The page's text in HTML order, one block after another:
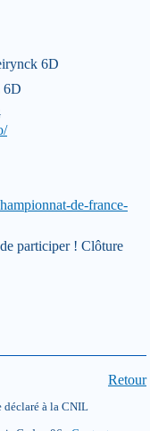
6D
6D
de-france-
participer ! Clôture
Retour
déclaré à la CNIL